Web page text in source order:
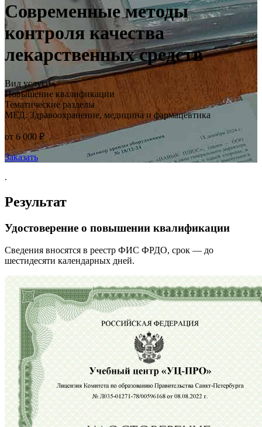
Современные методы
контроля качества
лекарственных средств
Вид услуги
Повышение квалификации
Тематические разделы
МЕД. Здравоохранение, медицина и фармацевтика
от 6 000 ₽
Заказать
.
Результат
Удостоверение о повышении квалификации
Сведения вносятся в реестр ФИС ФРДО, срок — до
шестидесяти календарных дней.